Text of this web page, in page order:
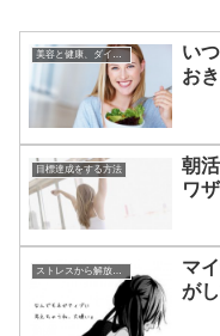
美容と健康、ダイエット
い
お
目標達成をする方法
朝
ワザ
マ
が